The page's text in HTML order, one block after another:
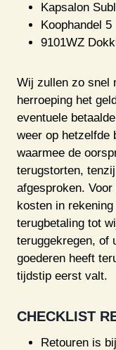
Kapsalon
Koophandel 5
9101WZ
Wij zullen zo snel
herroeping het
eventuele
weer op hetzelfde
waarmee de
terugstorten,
afgesproken.
kosten in
terugbetaling tot
teruggekregen, of
goederen heeft
tijdstip eerst valt.
CHECKLIST
Retouren is